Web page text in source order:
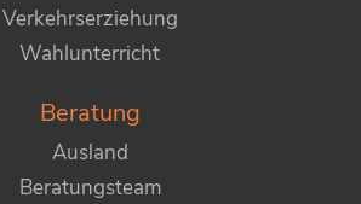
Verkehrserziehung
Wahlunterricht
Beratung
Ausland
Beratungsteam